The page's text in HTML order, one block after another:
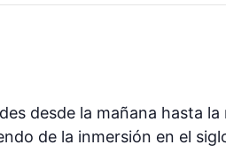
desde la mañana hasta la
de la inmersión en el